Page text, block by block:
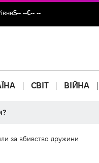
$--.--€--.--
СВІТ ВІЙНА
за вбивство дружини